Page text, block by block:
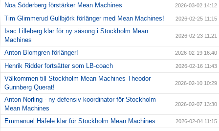
Noa Söderberg förstärker Mean Machines 2026-03-02 14:12
Tim Glimmerud Gullbjörk förlänger med Mean Machines! 2026-02-25 11:15
Isac Lilleberg klar för ny säsong i Stockholm Mean
Machines
2026-02-23 11:21
Anton Blomgren förlänger! 2026-02-19 16:40
Henrik Ridder fortsätter som LB-coach 2026-02-16 11:43
Välkommen till Stockholm Mean Machines Theodor
Gunnberg Querat!
2026-02-10 10:29
Anton Norling - ny defensiv koordinator för Stockholm
Mean Machines
2026-02-07 13:30
Emmanuel Häfele klar för Stockholm Mean Machines 2026-02-04 11:15